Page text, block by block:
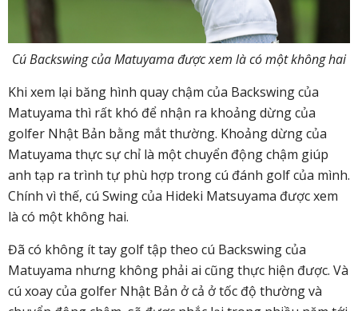
Cú Backswing của Matuyama được xem là có một không hai
Khi xem lại băng hình quay chậm của Backswing của
Matuyama thì rất khó để nhận ra khoảng dừng của
golfer Nhật Bản bằng mắt thường. Khoảng dừng của
Matuyama thực sự chỉ là một chuyển động chậm giúp
anh tạp ra trình tự phù hợp trong cú đánh golf của mình.
Chính vì thế, cú Swing của Hideki Matsuyama được xem
là có một không hai.
Đã có không ít tay golf tập theo cú Backswing của
Matuyama nhưng không phải ai cũng thực hiện được. Và
cú xoay của golfer Nhật Bản ở cả ở tốc độ thường và